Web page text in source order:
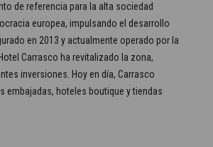
de referencia para la alta sociedad
europea, impulsando el desarrollo
en 2013 y actualmente operado por la
Carrasco ha revitalizado la zona,
inversiones. Hoy en día, Carrasco
embajadas, hoteles boutique y tiendas